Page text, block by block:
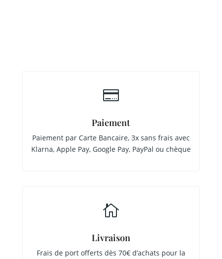

Paiement
Paiement par Carte Bancaire, 3x sans frais avec
Klarna, Apple Pay, Google Pay, PayPal ou chèque

Livraison
Frais de port offerts dès 70€ d’achats pour la